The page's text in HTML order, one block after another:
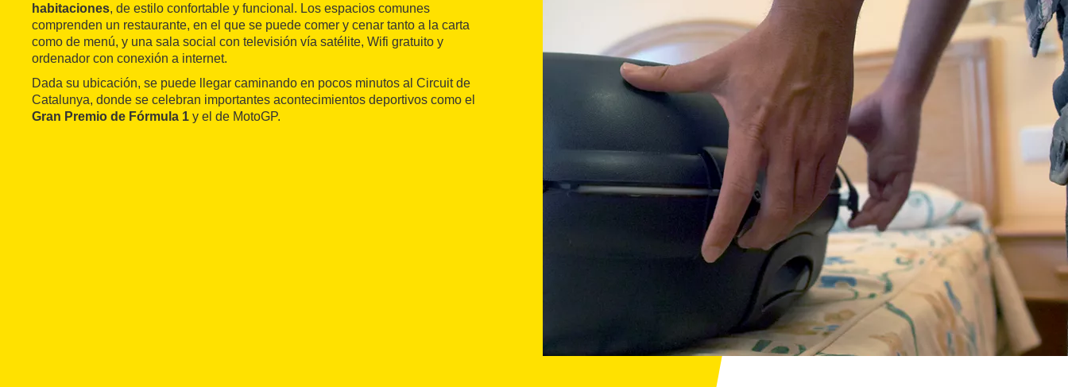
habitaciones, de estilo confortable y funcional. Los espacios comunes
comprenden un restaurante, en el que se puede comer y cenar tanto a la carta
como de menú, y una sala social con televisión vía satélite, Wifi gratuito y
ordenador con conexión a internet.
Dada su ubicación, se puede llegar caminando en pocos minutos al Circuit de
Catalunya, donde se celebran importantes acontecimientos deportivos como el
Gran Premio de Fórmula 1 y el de MotoGP.